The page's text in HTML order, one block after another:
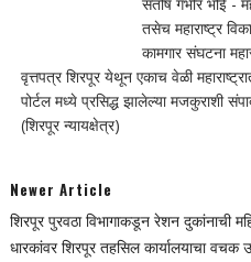
तसेच महाराष्ट्र
कामगार संघटना
वृत्तपत्र शिरपूर येथून एकाच वेळी
पोर्टल मध्ये प्रसिद्ध झालेल्या मजकुराशी
(शिरपूर न्यायक्षेत्र)
Newer Article
शिरपूर पुरवठा विभागाकडून रेशन दुकांनाची
धारकांवर शिरपूर तहसिल कार्यालयाचा वचक